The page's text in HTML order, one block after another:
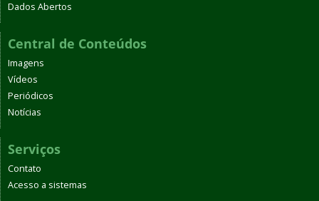
Dados Abertos
Central de Conteúdos
Imagens
Vídeos
Periódicos
Notícias
Serviços
Contato
Acesso a sistemas